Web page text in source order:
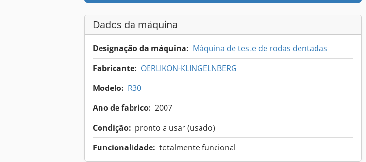
Dados da máquina
Designação da máquina: Máquina de teste de rodas dentadas
Fabricante: OERLIKON-KLINGELNBERG
Modelo: R30
Ano de fabrico: 2007
Condição: pronto a usar (usado)
Funcionalidade: totalmente funcional